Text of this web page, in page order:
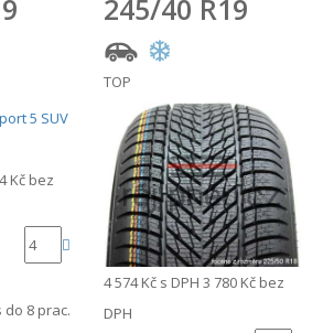
Kč bez
do 8 prac.
245/40 R19
TOP
4 574 Kč s DPH 3 780 Kč bez
DPH